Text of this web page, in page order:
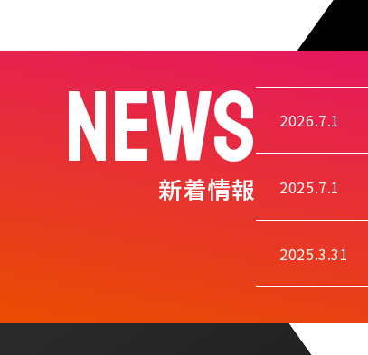
NEWS
新着情報
2026.7.1
2025.7.1
2025.3.31